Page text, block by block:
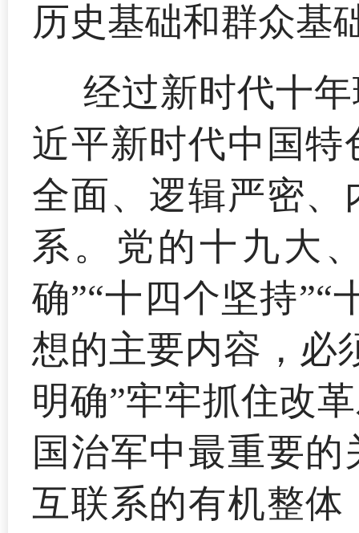
历史基础和群众基
经过新时代十
近平新时代中国
全面、逻辑严密
系。党的十九大
确”“十四个坚持”“
想的主要内容，必
明确”牢牢抓住改
国治军中最重要
互联系的有机整